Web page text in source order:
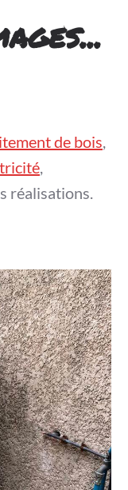
de bois,
,
réalisations.